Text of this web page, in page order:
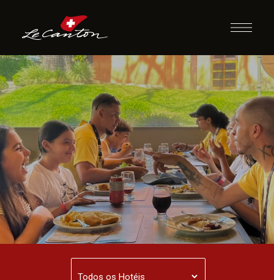
Almoço com
Recreação